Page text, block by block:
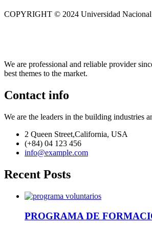
COPYRIGHT © 2024 Universidad Nacional
We are professional and reliable provider
best themes to the market.
Contact info
We are the leaders in the building industries
2 Queen Street,California, USA
(+84) 04 123 456
info@example.com
Recent Posts
PROGRAMA DE